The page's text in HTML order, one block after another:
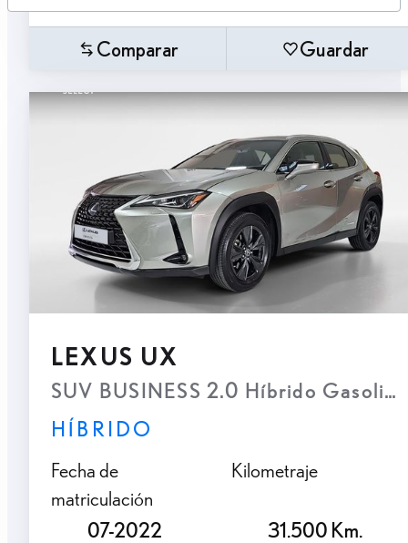
Comparar Guardar
LEXUS UX
SUV BUSINESS 2.0 Híbrido
HÍBRIDO
Fecha de
matriculación
07-2022
Kilometraje
31.500 Km.